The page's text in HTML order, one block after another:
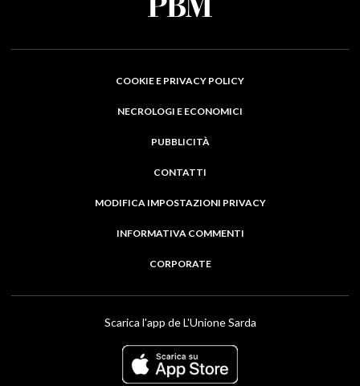
COOKIE E PRIVACY POLICY
NECROLOGI E ECONOMICI
PUBBLICITÀ
CONTATTI
MODIFICA IMPOSTAZIONI PRIVACY
INFORMATIVA COMMENTI
CORPORATE
Scarica l'app de L'Unione Sarda